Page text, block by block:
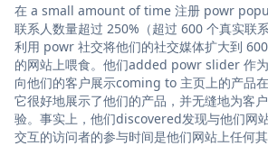
在 a small amount of time 注册 powr
联系人数量超过 250%（超过 600 个真实联
利用 powr 社交将他们的社交媒体扩大到
的网站上喂食。他们added powr slider 作
向他们的客户展示coming to 主页上的产品在
它很好地展示了他们的产品，并无缝地为客
验。事实上，他们discovered发现与他们网
交互的访问者的参与时间是他们网站上任何其